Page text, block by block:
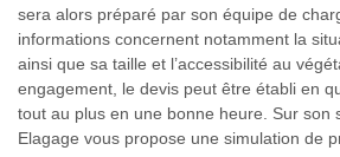
sera alors préparé par son équipe de
informations concernent notamment la
ainsi que sa taille et l’accessibilité au
engagement, le devis peut être établi en
tout au plus en une bonne heure. Sur son
Elagage vous propose une simulation de